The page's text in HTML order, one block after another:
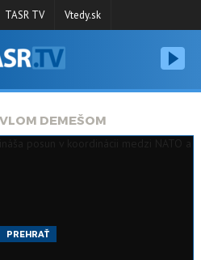
TASR TV Vtedy.sk
DEMEŠOM
PREHRAŤ